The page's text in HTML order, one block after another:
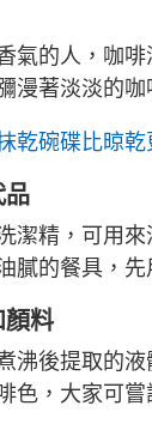
氣的人，咖
漫著淡淡的
乾碗碟比晾
品
潔精，可用
膩的餐具，
顏料
沸後提取的
色，大家可